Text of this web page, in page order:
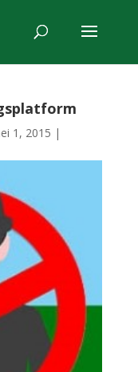
1, 2015 |